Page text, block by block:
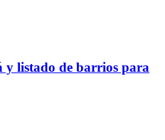
y listado de barrios para